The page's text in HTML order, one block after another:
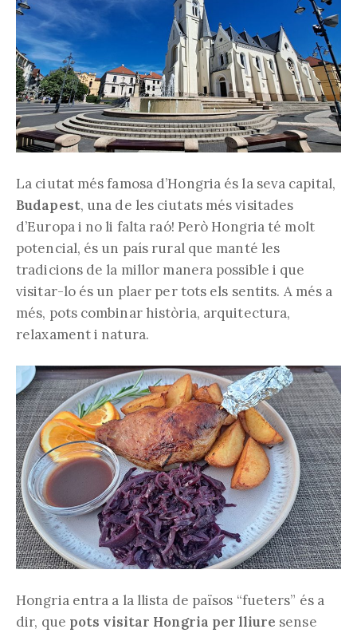
La ciutat més famosa d’Hongria és la seva capital,
Budapest, una de les ciutats més visitades
d’Europa i no li falta raó! Però Hongria té molt
potencial, és un país rural que manté les
tradicions de la millor manera possible i que
visitar-lo és un plaer per tots els sentits. A més a
més, pots combinar història, arquitectura,
relaxament i natura.
Hongria entra a la llista de països “fueters” és a
dir, que pots visitar Hongria per lliure sense